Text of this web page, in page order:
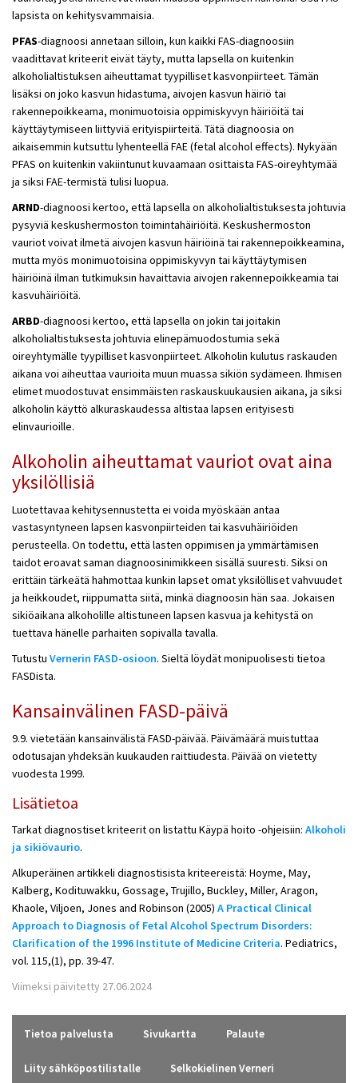
lapsista on kehitysvammaisia.
PFAS-diagnoosi annetaan silloin, kun kaikki FAS-diagnoosiin
vaadittavat kriteerit eivät täyty, mutta lapsella on kuitenkin
alkoholialtistuksen aiheuttamat tyypilliset kasvonpiirteet. Tämän
lisäksi on joko kasvun hidastuma, aivojen kasvun häiriö tai
rakennepoikkeama, monimuotoisia oppimiskyvyn häiriöitä tai
käyttäytymiseen liittyviä erityispiirteitä. Tätä diagnoosia on
aikaisemmin kutsuttu lyhenteellä FAE (fetal alcohol effects). Nykyään
PFAS on kuitenkin vakiintunut kuvaamaan osittaista FAS-oireyhtymää
ja siksi FAE-termistä tulisi luopua.
ARND-diagnoosi kertoo, että lapsella on alkoholialtistuksesta johtuvia
pysyviä keskushermoston toimintahäiriöitä. Keskushermoston
vauriot voivat ilmetä aivojen kasvun häiriöinä tai rakennepoikkeamina,
mutta myös monimuotoisina oppimiskyvyn tai käyttäytymisen
häiriöinä ilman tutkimuksin havaittavia aivojen rakennepoikkeamia tai
kasvuhäiriöitä.
ARBD-diagnoosi kertoo, että lapsella on jokin tai joitakin
alkoholialtistuksesta johtuvia elinepämuodostumia sekä
oireyhtymälle tyypilliset kasvonpiirteet. Alkoholin kulutus raskauden
aikana voi aiheuttaa vaurioita muun muassa sikiön sydämeen. Ihmisen
elimet muodostuvat ensimmäisten raskauskuukausien aikana, ja siksi
alkoholin käyttö alkuraskaudessa altistaa lapsen erityisesti
elinvaurioille.
Alkoholin aiheuttamat vauriot ovat aina
yksilöllisiä
Luotettavaa kehitysennustetta ei voida myöskään antaa
vastasyntyneen lapsen kasvonpiirteiden tai kasvuhäiriöiden
perusteella. On todettu, että lasten oppimisen ja ymmärtämisen
taidot eroavat saman diagnoosinimikkeen sisällä suuresti. Siksi on
erittäin tärkeätä hahmottaa kunkin lapset omat yksilölliset vahvuudet
ja heikkoudet, riippumatta siitä, minkä diagnoosin hän saa. Jokaisen
sikiöaikana alkoholille altistuneen lapsen kasvua ja kehitystä on
tuettava hänelle parhaiten sopivalla tavalla.
Tutustu Vernerin FASD-osioon. Sieltä löydät monipuolisesti tietoa
FASDista.
Kansainvälinen FASD-päivä
9.9. vietetään kansainvälistä FASD-päivää. Päivämäärä muistuttaa
odotusajan yhdeksän kuukauden raittiudesta. Päivää on vietetty
vuodesta 1999.
Lisätietoa
Tarkat diagnostiset kriteerit on listattu Käypä hoito -ohjeisiin: Alkoholi
ja sikiövaurio.
Alkuperäinen artikkeli diagnostisista kriteereistä: Hoyme, May,
Kalberg, Kodituwakku, Gossage, Trujillo, Buckley, Miller, Aragon,
Khaole, Viljoen, Jones and Robinson (2005) A Practical Clinical
Approach to Diagnosis of Fetal Alcohol Spectrum Disorders:
Clarification of the 1996 Institute of Medicine Criteria. Pediatrics,
vol. 115,(1), pp. 39-47.
Viimeksi päivitetty 27.06.2024
Tietoa palvelusta Sivukartta Palaute
Liity sähköpostilistalle Selkokielinen Verneri